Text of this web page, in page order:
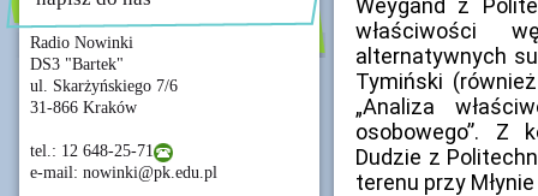
Radio Nowinki
DS3 "Bartek"
ul. Skarżyńskiego 7/6
31-866 Kraków
tel.: 12 648-25-71
e-mail: nowinki@pk.edu.pl
Weygand z
właściwości
alternatywnych
Tymiński
„Analiza
osobowego”. Z
Dudzie z
terenu przy